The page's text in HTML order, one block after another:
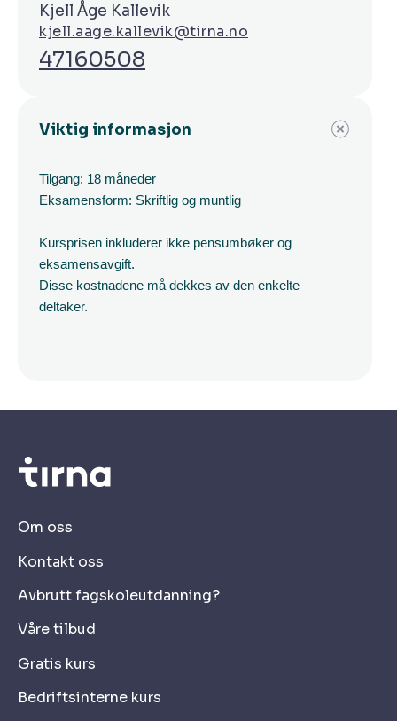
Kjell Åge Kallevik
kjell.aage.kallevik@tirna.no
47160508
Viktig informasjon
Tilgang: 18 måneder
Eksamensform: Skriftlig og muntlig
Kursprisen inkluderer ikke pensumbøker og
eksamensavgift.
Disse kostnadene må dekkes av den enkelte
deltaker.
Om oss
Kontakt oss
Avbrutt fagskoleutdanning?
Våre tilbud
Gratis kurs
Bedriftsinterne kurs